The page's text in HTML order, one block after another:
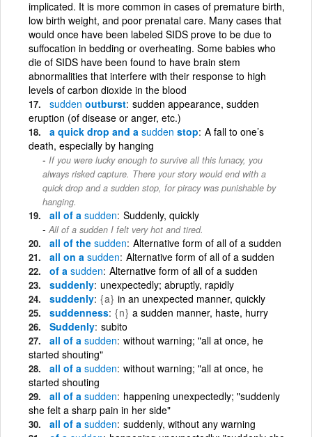
implicated. It is more common in cases of premature birth,
low birth weight, and poor prenatal care. Many cases that
would once have been labeled SIDS prove to be due to
suffocation in bedding or overheating. Some babies who
die of SIDS have been found to have brain stem
abnormalities that interfere with their response to high
levels of carbon dioxide in the blood
sudden outburst sudden appearance, sudden
eruption (of disease or anger, etc.)
a quick drop and a sudden stop A fall to one’s
death, especially by hanging
If you were lucky enough to survive all this lunacy, you
always risked capture. There your story would end with a
quick drop and a sudden stop, for piracy was punishable by
hanging.
all of a sudden Suddenly, quickly
All of a sudden I felt very hot and tired.
all of the sudden Alternative form of all of a sudden
all on a sudden Alternative form of all of a sudden
of a sudden Alternative form of all of a sudden
suddenly unexpectedly; abruptly, rapidly
suddenly {a} in an unexpected manner, quickly
suddenness {n} a sudden manner, haste, hurry
Suddenly subito
all of a sudden without warning; "all at once, he
started shouting"
all of a sudden without warning; "all at once, he
started shouting
all of a sudden happening unexpectedly; "suddenly
she felt a sharp pain in her side"
all of a sudden suddenly, without any warning